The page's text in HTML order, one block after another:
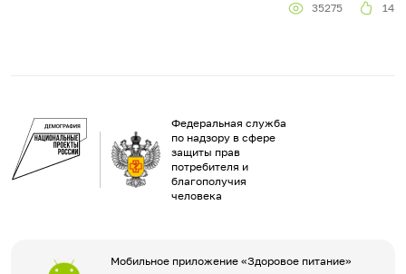
35275 14
Федеральная служба
по надзору в сфере
защиты прав
потребителя и
благополучия
человека
Мобильное приложение «Здоровое питание»